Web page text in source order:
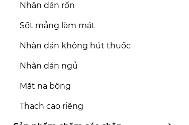
Nhãn dán rốn
Sốt mảng làm mát
Nhãn dán không hút thuốc
Nhãn dán ngủ
Mặt nạ bông
Thạch cao riêng